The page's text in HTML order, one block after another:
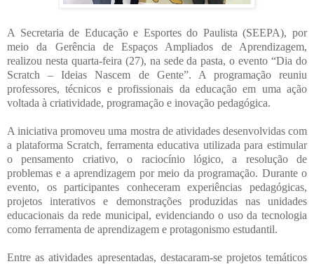
A Secretaria de Educação e Esportes do Paulista (SEEPA), por
meio da Gerência de Espaços Ampliados de Aprendizagem,
realizou nesta quarta-feira (27), na sede da pasta, o evento “Dia do
Scratch – Ideias Nascem de Gente”. A programação reuniu
professores, técnicos e profissionais da educação em uma ação
voltada à criatividade, programação e inovação pedagógica.
A iniciativa promoveu uma mostra de atividades desenvolvidas com
a plataforma Scratch, ferramenta educativa utilizada para estimular
o pensamento criativo, o raciocínio lógico, a resolução de
problemas e a aprendizagem por meio da programação. Durante o
evento, os participantes conheceram experiências pedagógicas,
projetos interativos e demonstrações produzidas nas unidades
educacionais da rede municipal, evidenciando o uso da tecnologia
como ferramenta de aprendizagem e protagonismo estudantil.
Entre as atividades apresentadas, destacaram-se projetos temáticos